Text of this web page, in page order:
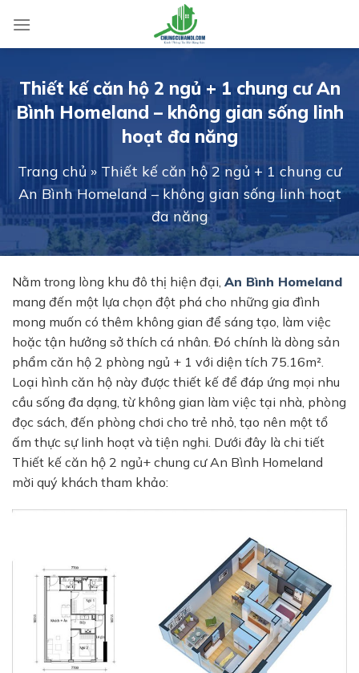
content
Thiết kế căn hộ 2 ngủ + 1 chung cư An
Bình Homeland – không gian sống linh
hoạt đa năng
Trang chủ » Thiết kế căn hộ 2 ngủ + 1 chung cư
An Bình Homeland – không gian sống linh hoạt
đa năng
Nằm trong lòng khu đô thị hiện đại, An Bình Homeland
mang đến một lựa chọn đột phá cho những gia đình
mong muốn có thêm không gian để sáng tạo, làm việc
hoặc tận hưởng sở thích cá nhân. Đó chính là dòng sản
phẩm căn hộ 2 phòng ngủ + 1 với diện tích 75.16m².
Loại hình căn hộ này được thiết kế để đáp ứng mọi nhu
cầu sống đa dạng, từ không gian làm việc tại nhà, phòng
đọc sách, đến phòng chơi cho trẻ nhỏ, tạo nên một tổ
ấm thực sự linh hoạt và tiện nghi. Dưới đây là chi tiết
Thiết kế căn hộ 2 ngủ+ chung cư An Bình Homeland
mời quý khách tham khảo: